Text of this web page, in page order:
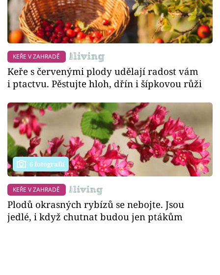
KEŘE V ZAHRADĚ
Keře s červenými plody udělají radost vám
i ptactvu. Pěstujte hloh, dřín i šípkovou růži
6 fotografií
KEŘE V ZAHRADĚ
Plodů okrasných rybízů se nebojte. Jsou
jedlé, i když chutnat budou jen ptákům